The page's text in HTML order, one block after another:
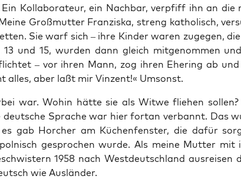
Kol­la­bo­ra­teur, ein Nach­bar, ver­pfiff ihn an die
Groß­mutter Fran­zis­ka, streng katho­lisch,
Sie warf sich – ihre Kin­der waren zuge­gen,
13 und 15, wur­den dann gleich mit­ge­nom­men
– vor ihren Mann, zog ihren Ehe­ring ab
alles, aber laßt mir Vin­zent!« Umsonst.
war. Wohin hät­te sie als Wit­we flie­hen sol­len?
deut­sche Spra­che war hier fort­an ver­bannt. Das
gab Hor­cher am Küchen­fens­ter, die dafür
gespro­chen wur­de. Als mei­ne Mut­ter mit
1958 nach West­deutsch­land aus­rei­sen
wie Ausländer.